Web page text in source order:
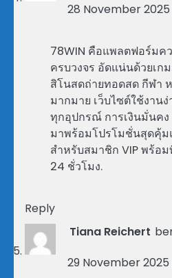
28 November
78WIN คือแพลตฟอร์มค
ครบวงจร อัดแน่นด้วยเก
สิโนสดถ่ายทอดสด กีฬา
มากมาย เว็บไซต์ใช้งาน
ทุกอุปกรณ์ การเงินมั่นคง
มาพร้อมโปรโมชั่นสุดคุ้ม
สำหรับสมาชิก VIP พร้อ
24 ชั่วโมง.
Reply
Tiana Reichert
29 November 2025